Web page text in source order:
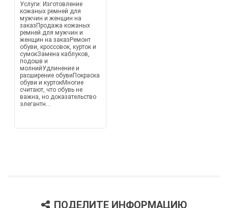
Услуги: Изготовление
кожаных ремней для
мужчин и женщин на
заказПродажа кожаных
ремней для мужчин и
женщин на заказРемонт
обуви, кроссовок, курток и
сумокЗамена каблуков,
подошв и
молнийУдлинение и
расширение обувиПокраска
обуви и куртокМногие
считают, что обувь не
важна, но доказательство
элегантн...
ПОДЕЛИТЕ ИНФОРМАЦИЮ